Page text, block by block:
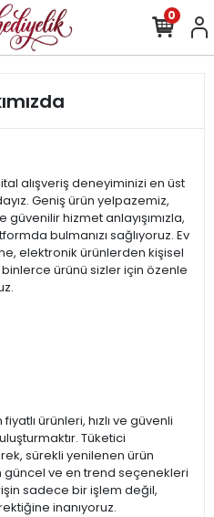
0
alışveriş deneyiminizi en üst
Geniş ürün yelpazemiz,
güvenilir hizmet anlayışımızla,
bulmanızı sağlıyoruz. Ev
elektronik ürünlerden kişisel
ürünü sizler için özenle
ürünleri, hızlı ve güvenli
Tüketici
sürekli yenilenen ürün
ve en trend seçenekleri
sadece bir işlem değil,
inanıyoruz.